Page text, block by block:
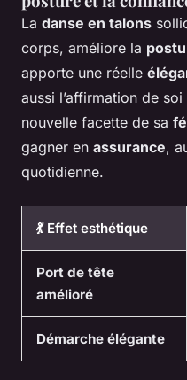
La danse en talons
corps, améliore la
apporte une réelle
aussi l’affirmation de soi
nouvelle facette de sa
gagner en assurance,
quotidienne.
💃 Effet esthétique
Port de tête
amélioré
Démarche élégante